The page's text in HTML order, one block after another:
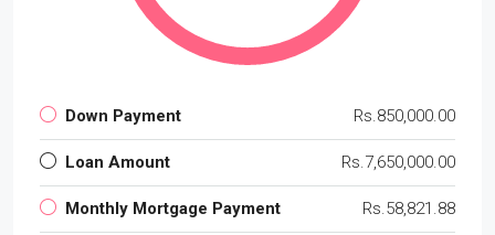
Down Payment Rs.850,000.00
Loan Amount Rs.7,650,000.00
Monthly Mortgage Payment Rs.58,821.88